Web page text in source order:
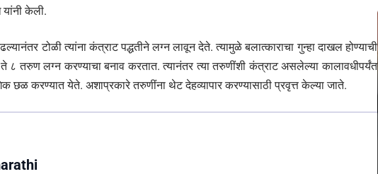
केली.
टोळी त्यांना कंत्राट पद्धतीने लग्न लावून देते. त्यामुळे बलात्काराचा गुन्हा दाखल होण्याची
८ तरुण लग्न करण्याचा बनाव करतात. त्यानंतर त्या तरुणींशी कंत्राट असलेल्या कालावधीपर्यंत
छळ करण्यात येते. अशाप्रकारे तरुणींना थेट देहव्यापार करण्यासाठी प्रवृत्त केल्या जाते.